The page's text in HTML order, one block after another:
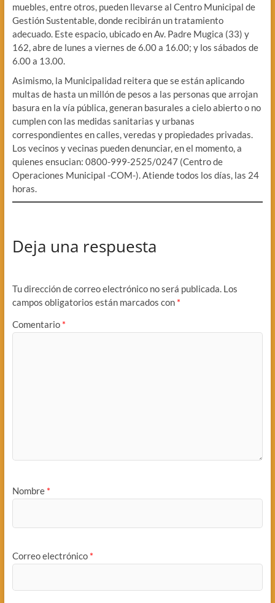
muebles, entre otros, pueden llevarse al Centro Municipal de
Gestión Sustentable, donde recibirán un tratamiento
adecuado. Este espacio, ubicado en Av. Padre Mugica (33) y
162, abre de lunes a viernes de 6.00 a 16.00; y los sábados de
6.00 a 13.00.
Asimismo, la Municipalidad reitera que se están aplicando
multas de hasta un millón de pesos a las personas que arrojan
basura en la vía pública, generan basurales a cielo abierto o no
cumplen con las medidas sanitarias y urbanas
correspondientes en calles, veredas y propiedades privadas.
Los vecinos y vecinas pueden denunciar, en el momento, a
quienes ensucian: 0800-999-2525/0247 (Centro de
Operaciones Municipal -COM-). Atiende todos los días, las 24
horas.
Deja una respuesta
Tu dirección de correo electrónico no será publicada. Los
campos obligatorios están marcados con *
Comentario *
Nombre *
Correo electrónico *